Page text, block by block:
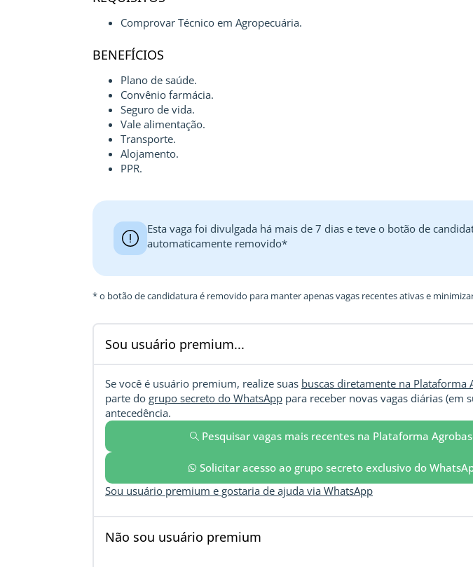
Comprovar Técnico em Agropecuária.
BENEFÍCIOS
Plano de saúde.
Convênio farmácia.
Seguro de vida.
Vale alimentação.
Transporte.
Alojamento.
PPR.
Esta vaga foi divulgada há mais de 7 dias e teve o botão de
automaticamente removido*
* o botão de candidatura é removido para manter apenas vagas recentes ativas e
Sou usuário premium...
Se você é usuário premium, realize suas buscas diretamente na Plataforma
parte do grupo secreto do WhatsApp para receber novas vagas diárias (em
antecedência.
Pesquisar vagas mais recentes na Plataforma
Solicitar acesso ao grupo secreto exclusivo do
Sou usuário premium e gostaria de ajuda via WhatsApp
Não sou usuário premium